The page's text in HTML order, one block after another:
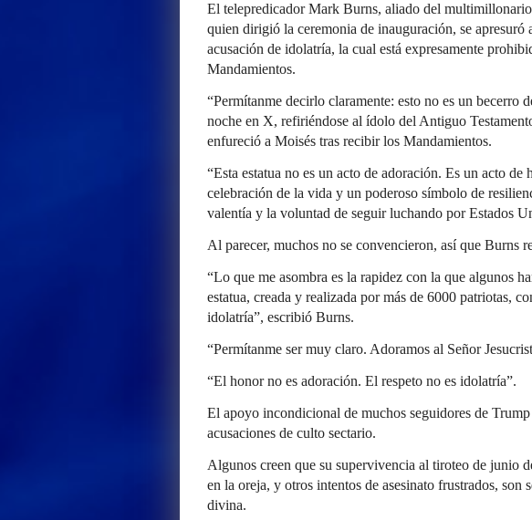
El telepredicador Mark Burns, aliado del
quien dirigió la ceremonia de inauguración, se apresuró
acusación de idolatría, la cual está expresamente
Mandamientos.
“Permítanme decirlo claramente: esto no es un becerro
noche en X, refiriéndose al ídolo del Antiguo
enfureció a Moisés tras recibir los Mandamientos.
“Esta estatua no es un acto de adoración. Es un acto
celebración de la vida y un poderoso símbolo de
valentía y la voluntad de seguir luchando por Estados
Al parecer, muchos no se convencieron, así que Burns
“Lo que me asombra es la rapidez con la que algunos
estatua, creada y realizada por más de 6000 patriotas,
idolatría”, escribió Burns.
“Permítanme ser muy claro. Adoramos al Señor
“El honor no es adoración. El respeto no es idolatría”.
El apoyo incondicional de muchos seguidores de
acusaciones de culto sectario.
Algunos creen que su supervivencia al tiroteo de junio
en la oreja, y otros intentos de asesinato frustrados, son
divina.